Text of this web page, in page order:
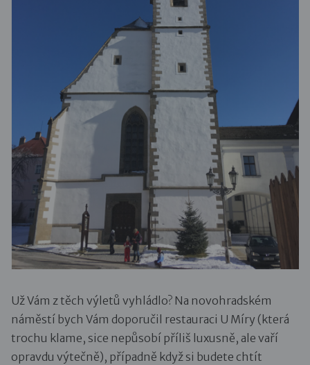
Už Vám z těch výletů vyhládlo? Na novohradském
náměstí bych Vám doporučil restauraci U Míry (která
trochu klame, sice nepůsobí příliš luxusně, ale vaří
opravdu výtečně), případně když si budete chtít